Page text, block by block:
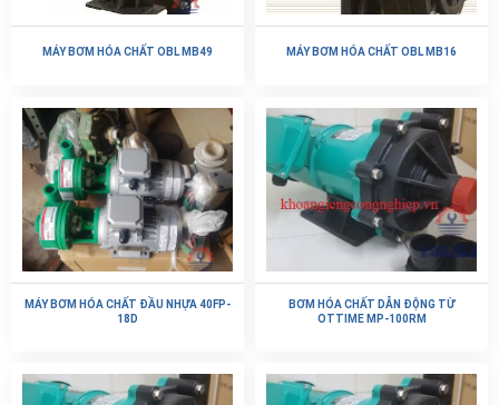
MÁY BƠM HÓA CHẤT OBL MB49 MÁY BƠM HÓA CHẤT OBL MB16
MÁY BƠM HÓA CHẤT ĐẦU NHỰA 40FP-
18D
BƠM HÓA CHẤT DẪN ĐỘNG TỪ
OTTIME MP-100RM